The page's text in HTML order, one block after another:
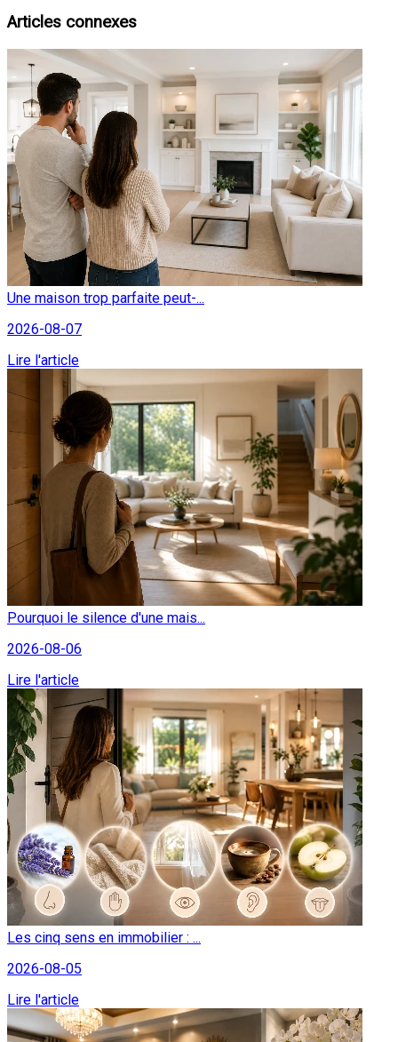
Articles connexes
Une maison trop parfaite peut-...
2026-08-07
Lire l'article
Pourquoi le silence d'une mais...
2026-08-06
Lire l'article
Les cinq sens en immobilier : ...
2026-08-05
Lire l'article